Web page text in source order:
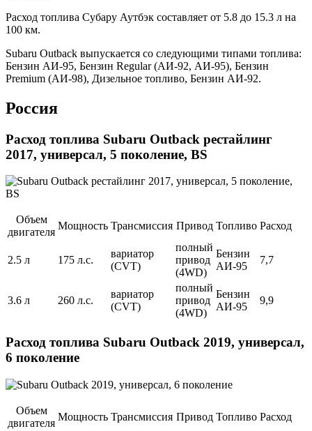
Расход топлива Субару Аутбэк составляет от 5.8 до 15.3 л на
100 км.
Subaru Outback выпускается со следующими типами топлива:
Бензин АИ-95, Бензин Regular (АИ-92, АИ-95), Бензин
Premium (АИ-98), Дизельное топливо, Бензин АИ-92.
Россия
Расход топлива Subaru Outback рестайлинг
2017, универсал, 5 поколение, BS
Объем
двигателя
Мощность Трансмиссия Привод Топливо Расход
2.5 л 175 л.с.
вариатор
(CVT)
полный
привод
(4WD)
Бензин
АИ-95
7,7
3.6 л 260 л.с.
вариатор
(CVT)
полный
привод
(4WD)
Бензин
АИ-95
9,9
Расход топлива Subaru Outback 2019, универсал,
6 поколение
Объем
двигателя
Мощность Трансмиссия Привод Топливо Расход